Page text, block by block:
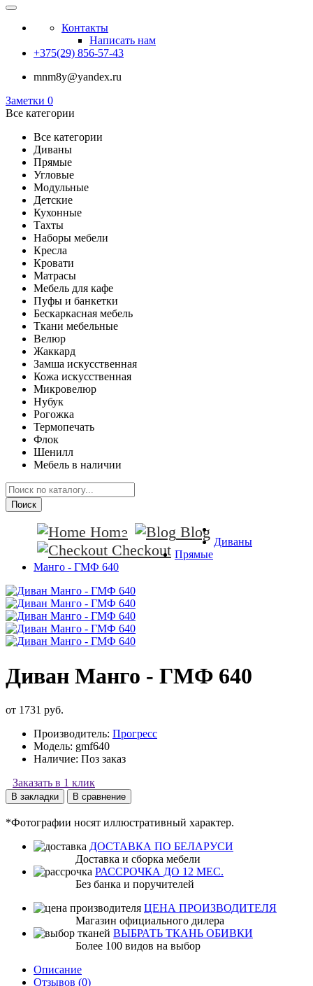
Контакты
Написать нам
+375(29) 856-57-43
mnm8y@yandex.ru
Заметки 0
Все категории
Все категории
Диваны
Прямые
Угловые
Модульные
Детские
Кухонные
Тахты
Наборы мебели
Кресла
Кровати
Матрасы
Мебель для кафе
Пуфы и банкетки
Бескаркасная мебель
Ткани мебельные
Велюр
Жаккард
Замша искусственная
Кожа искусственная
Микровелюр
Нубук
Рогожка
Термопечать
Флок
Шенилл
Мебель в наличии
Поиск
Home
Blog
Checkout
Диваны
Прямые
Манго - ГМФ 640
Диван Манго - ГМФ 640
от 1731 руб.
Производитель: Прогресс
Модель: gmf640
Наличие: Поз заказ
Заказать в 1 клик
В закладки В сравнение
*Фотографии носят иллюстративный характер.
ДОСТАВКА ПО БЕЛАРУСИ
Доставка и сборка мебели
РАССРОЧКА ДО 12 МЕС.
Без банка и поручителей
ЦЕНА ПРОИЗВОДИТЕЛЯ
Магазин официального дилера
ВЫБРАТЬ ТКАНЬ ОБИВКИ
Более 100 видов на выбор
Описание
Отзывов (0)